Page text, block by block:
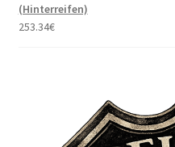
(Hinterreifen)
253.34€